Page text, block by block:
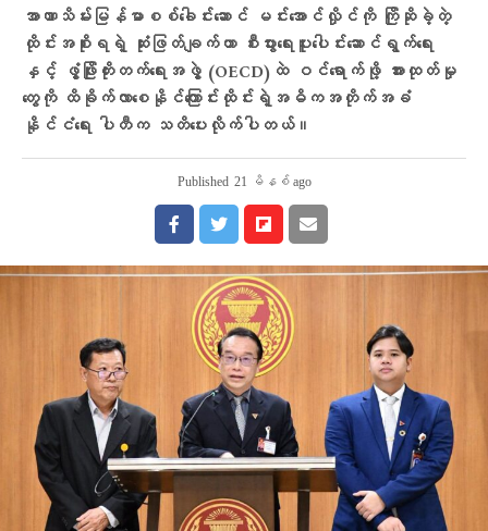
အာဏာသိမ်းမြန်မာစစ်ခေါင်းဆောင် မင်းအောင်လှိုင်ကို ကြိုဆိုခဲ့တဲ့
ထိုင်းအစိုးရရဲ့ ဆုံးဖြတ်ချက်ဟာ စီးပွားရေးပူးပေါင်းဆောင်ရွက်ရေး
နှင့် ဖွံ့ဖြိုးတိုးတက်ရေးအဖွဲ့ (OECD)ထဲ ဝင်ရောက်ဖို့ အားထုတ်မှု
တွေကို ထိခိုက်လာစေနိုင်ကြောင်းထိုင်းရဲ့အဓိကအတိုက်အခံ
နိုင်ငံရေး ပါတီက သတိပေးလိုက်ပါတယ်။
Published 21 မိနစ် ago